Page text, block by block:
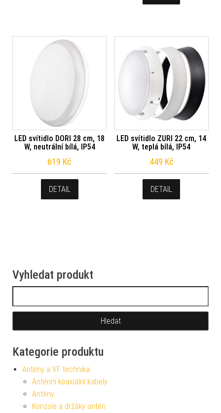
LED svítidlo DORI 28 cm, 18
W, neutrální bílá, IP54
619 Kč
DETAIL
LED svítidlo ZURI 22 cm, 14
W, teplá bílá, IP54
449 Kč
DETAIL
Vyhledat produkt
Kategorie produktu
Antény a VF technika
Anténní koaxiální kabely
Antény
Konzole a držáky antén